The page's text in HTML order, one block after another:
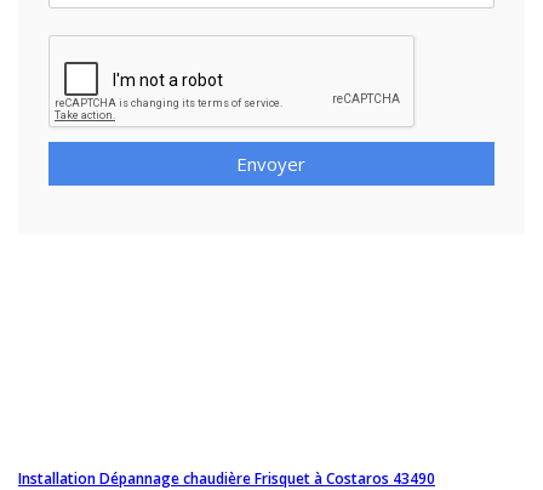
Envoyer
Installation Dépannage chaudière Frisquet à Costaros 43490